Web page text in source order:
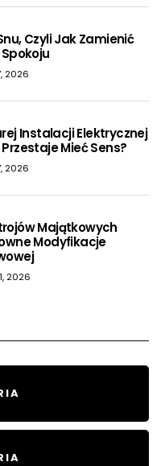
Czyli Jak Zamienić
2026
Instalacji Elektrycznej
Mieć Sens?
2026
Majątkowych
Modyfikacje
2026